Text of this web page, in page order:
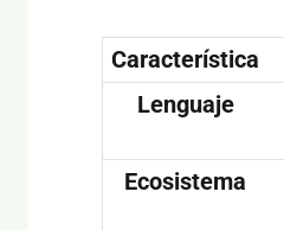
Característica
Lenguaje
Ecosistema